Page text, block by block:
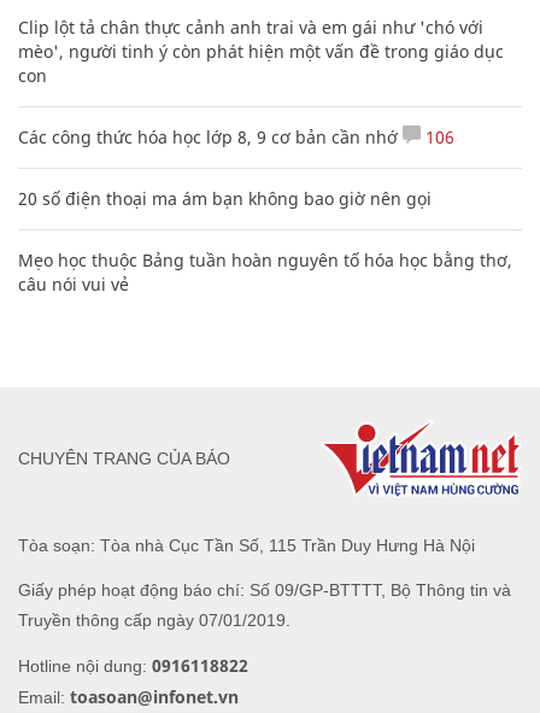
Clip lột tả chân thực cảnh anh trai và em gái như 'chó với
mèo', người tinh ý còn phát hiện một vấn đề trong giáo dục
con
Các công thức hóa học lớp 8, 9 cơ bản cần nhớ 106
20 số điện thoại ma ám bạn không bao giờ nên gọi
Mẹo học thuộc Bảng tuần hoàn nguyên tố hóa học bằng thơ,
câu nói vui vẻ
Tòa soạn: Tòa nhà Cục Tần Số, 115 Trần Duy Hưng Hà Nội
Giấy phép hoạt động báo chí: Số 09/GP-BTTTT, Bộ Thông tin và
Truyền thông cấp ngày 07/01/2019.
Hotline nội dung: 0916118822
Email: toasoan@infonet.vn
CHUYÊN TRANG CỦA BÁO